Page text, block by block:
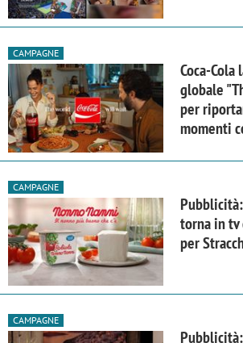
CAMPAGNE
Coca-Cola
globale
per
momenti
CAMPAGNE
torna in tv
per
CAMPAGNE